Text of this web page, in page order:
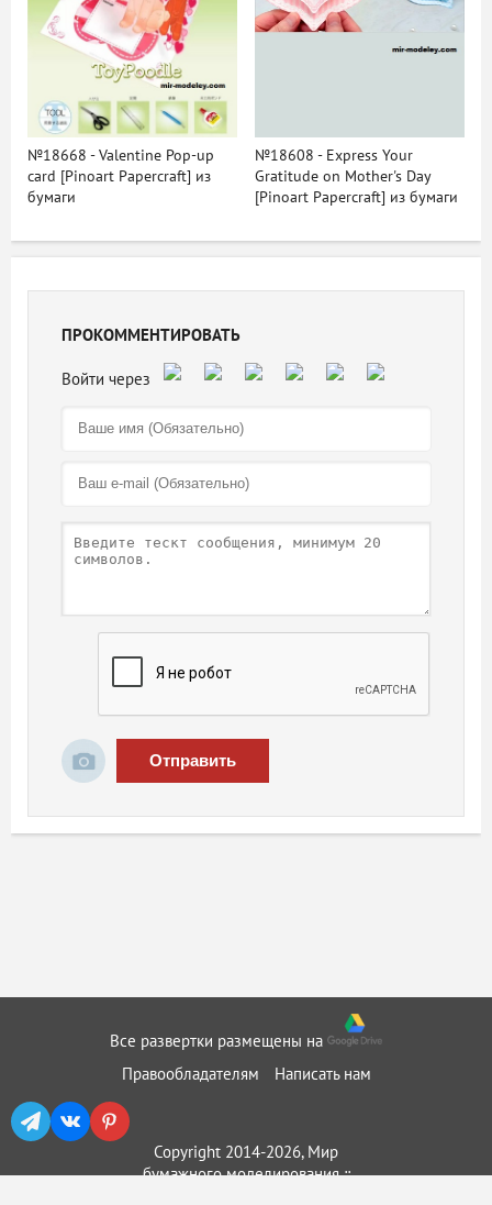
№18668 - Valentine Pop-up
card [Pinoart Papercraft] из
бумаги
№18608 - Express Your
Gratitude on Mother's Day
[Pinoart Papercraft] из бумаги
ПРОКОММЕНТИРОВАТЬ
Отправить
Все развертки размещены на
Правообладателям
Написать нам
Copyright 2014-2026, Мир
бумажного моделирования ::